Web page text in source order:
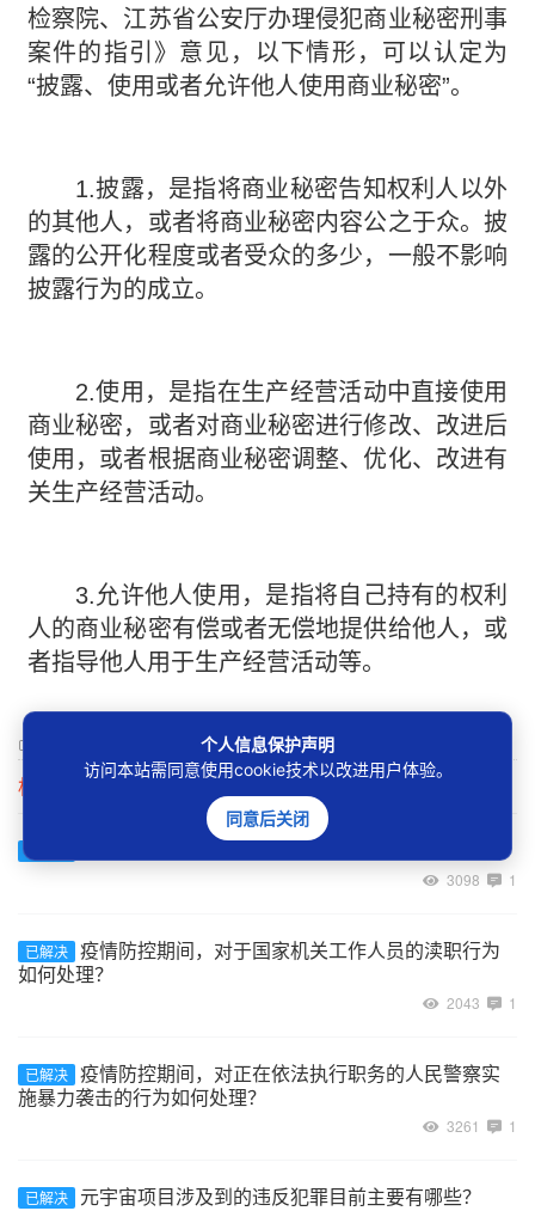
检察院、江苏省公安厅办理侵犯商业秘密刑事
案件的指引》意见，以下情形，可以认定为
“披露、使用或者允许他人使用商业秘密”。
1.披露，是指将商业秘密告知权利人以外
的其他人，或者将商业秘密内容公之于众。披
露的公开化程度或者受众的多少，一般不影响
披露行为的成立。
2.使用，是指在生产经营活动中直接使用
商业秘密，或者对商业秘密进行修改、改进后
使用，或者根据商业秘密调整、优化、改进有
关生产经营活动。
3.允许他人使用，是指将自己持有的权利
人的商业秘密有偿或者无偿地提供给他人，或
者指导他人用于生产经营活动等。
相关问题
已解决 串通投标报价会有什么严重后果？
3098 1
已解决 疫情防控期间，对于国家机关工作人员的渎职行为
如何处理？
2043 1
已解决 疫情防控期间，对正在依法执行职务的人民警察实
施暴力袭击的行为如何处理？
3261 1
已解决 元宇宙项目涉及到的违反犯罪目前主要有哪些？
个人信息保护声明
访问本站需同意使用cookie技术以改进用户体验。
同意后关闭